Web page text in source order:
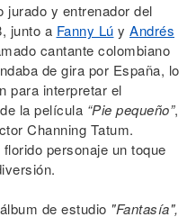
jurado y entrenador del
junto a Fanny Lú y Andrés
cantante colombiano
de gira por España, lo
para interpretar el
la película “Pie pequeño”,
Channing Tatum.
personaje un toque
de estudio "Fantasía",